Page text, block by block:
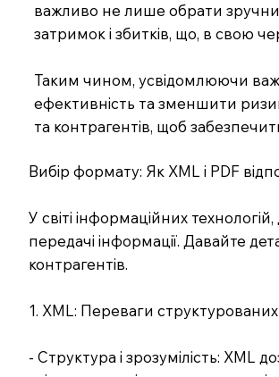
важливо не лише обрати
затримок і збитків, що, в свою
Таким чином, усвідомлюючи
ефективність та зменшити
та контрагентів, щоб
Вибір формату: Як XML і PDF
У світі інформаційних
передачі інформації. Давайте
контрагентів.
1. XML: Переваги
- Структура і зрозумілість: XML